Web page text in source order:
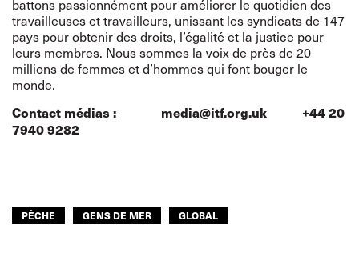
battons passionnément pour améliorer le quotidien des
travailleuses et travailleurs, unissant les syndicats de 147
pays pour obtenir des droits, l’égalité et la justice pour
leurs membres. Nous sommes la voix de près de 20
millions de femmes et d’hommes qui font bouger le
monde.
Contact médias : media@itf.org.uk +44 20
7940 9282
PÊCHE GENS DE MER GLOBAL